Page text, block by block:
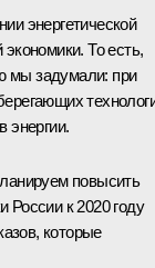
энергетической
То есть,
мы задумали: при
энергии.
повысить
России к 2020 году
которые